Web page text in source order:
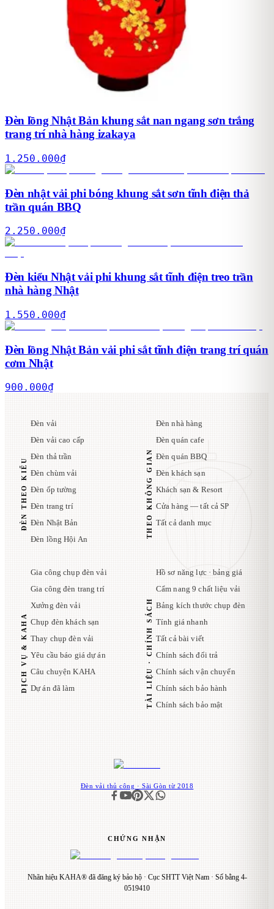
Đèn lồng Nhật Bản khung sắt nan ngang sơn trắng
trang trí nhà hàng izakaya
1.250.000₫
Đèn nhật vải phi bóng khung sắt sơn tĩnh điện thả
trần quán BBQ
2.250.000₫
Đèn kiểu Nhật vải phi khung sắt tĩnh điện treo trần
nhà hàng Nhật
1.550.000₫
Đèn lồng Nhật Bản vải phi sắt tĩnh điện trang trí quán
cơm Nhật
900.000₫
ĐÈN THEO KIỂU
Đèn vải
Đèn vải cao cấp
Đèn thả trần
Đèn chùm vải
Đèn ốp tường
Đèn trang trí
Đèn Nhật Bản
Đèn lồng Hội An
THEO KHÔNG GIAN
Đèn nhà hàng
Đèn quán cafe
Đèn quán BBQ
Đèn khách sạn
Khách sạn & Resort
Cửa hàng — tất cả SP
Tất cả danh mục
DỊCH VỤ & KAHA
Gia công chụp đèn vải
Gia công đèn trang trí
Xưởng đèn vải
Chụp đèn khách sạn
Thay chụp đèn vải
Yêu cầu báo giá dự án
Câu chuyện KAHA
Dự án đã làm
TÀI LIỆU · CHÍNH SÁCH
Hồ sơ năng lực · bảng giá
Cẩm nang 9 chất liệu vải
Bảng kích thước chụp đèn
Tính giá nhanh
Tất cả bài viết
Chính sách đổi trả
Chính sách vận chuyển
Chính sách bảo hành
Chính sách bảo mật
Đèn vải thủ công · Sài Gòn từ 2018
CHỨNG NHẬN
Nhãn hiệu KAHA® đã đăng ký bảo hộ · Cục SHTT Việt Nam · Số bằng 4-
0519410